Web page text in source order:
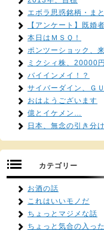
エボラ思惑銘柄・ま
【アンケート】既婚
本日はＭＳＱ！
ポンツーショック、
ミクシィ株、20000
バイインメイ！？
サイバーダイン、Ｇ
おはようございます
億とイケメン…
日本、無念の引き分け
カテゴリー
お酒の話
これはいいモノだ
ちょっとマジメな話
ちょっと気合の入っ